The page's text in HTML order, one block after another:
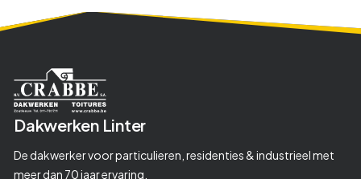
Dakwerken Linter
De dakwerker voor particulieren, residenties & industrieel met
meer dan 70 jaar ervaring.